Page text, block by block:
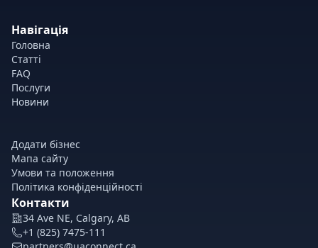
Навігація
Головна
Статті
FAQ
Послуги
Новини
Додати бізнес
Мапа сайту
Умови та положення
Політика конфіденційності
Контакти
34 Ave NE, Calgary, AB
+1 (825) 7475-111